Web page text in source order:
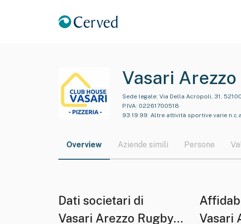
Vasari
Respons
Sede legale: Via Della Acropoli, 31,
P.IVA: 02261700518
93.19.99: Altre attività sportive varie
Overview Aziende simili Persone
Dati societari di
Vasari Arezzo Rugby -
Vasari